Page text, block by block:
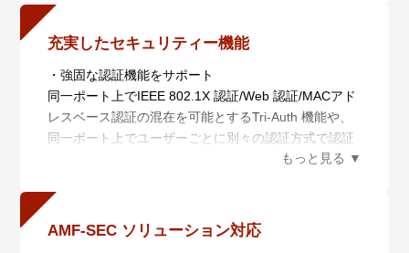
・AMF Plusを用いた簡単マイグレーション
x250シリーズはスマートプロビジョニングにより、先
が移行できます。本機能により、ネットワークのアッ
プグレードをゼロタッチで実現でき、アップグレード
に必要な工数を大幅に削減します。
本シリーズではx210/x220/x230/XS900MXシリーズか
x250シリーズはAMF Plusメンバー装置に対応してお
り、Wi-Fi 7アクセスポイントなどの高速通信機器を導
充実したセキュリティー機能
・強固な認証機能をサポート
同一ポート上でIEEE 802.1X 認証/Web 認証/MACアド
レスベース認証の混在を可能とするTri-Auth 機能や、
同一ポート上でユーザーごとに別々の認証方式で認証
し、かつ異なるVLANを動的に付与するマルチプルダ
柔軟な認証環境を実現します。
- Tri-Auth、マルチプルダイナミックVLAN、エンハン
ストゲストVLAN、Auth-fail VLAN、プロミスキャス/イ
AMF-SEC ソリューション対応